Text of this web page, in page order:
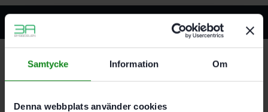
Samtycke Information Om
Denna webbplats använder cookies
Relaterade produkter
Festool Rengöringsspray MPA F+/0.5L